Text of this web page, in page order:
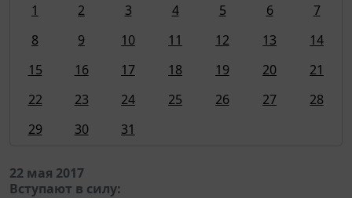
1
2 3 4 5 6
7
8
9 10 11 12 13
14
15
16 17 18 19 20
21
22
23 24 25 26 27
28
29
30 31
22 мая 2017
Вступают в силу: